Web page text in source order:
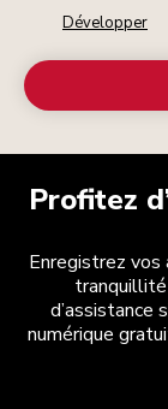
Développer
Profitez
Enregistrez vos
tranquillité
d’assistance
numérique